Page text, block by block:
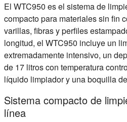
El WTC950 es el sistema de
compacto para materiales sin fin
varillas, fibras y perfiles
longitud, el WTC950 incluye un
extremadamente intensivo, un
de 17 litros con temperatura
líquido limpiador y una boquilla
Sistema compacto de
línea